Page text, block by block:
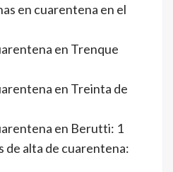
en cuarentena en el
en Trenque
en Treinta de
en Berutti: 1
de alta de cuarentena: